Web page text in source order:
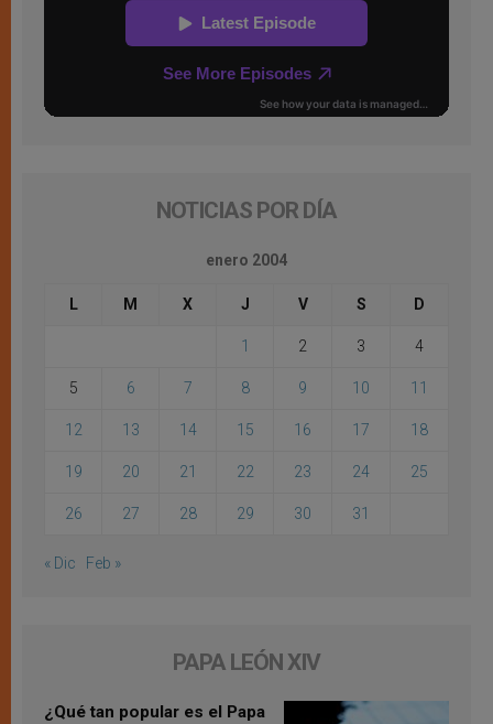
NOTICIAS POR DÍA
enero 2004
L M X J V S D
1 2 3 4
5 6 7 8 9 10 11
12 13 14 15 16 17 18
19 20 21 22 23 24 25
26 27 28 29 30 31
« Dic Feb »
PAPA LEÓN XIV
¿Qué tan popular es el Papa